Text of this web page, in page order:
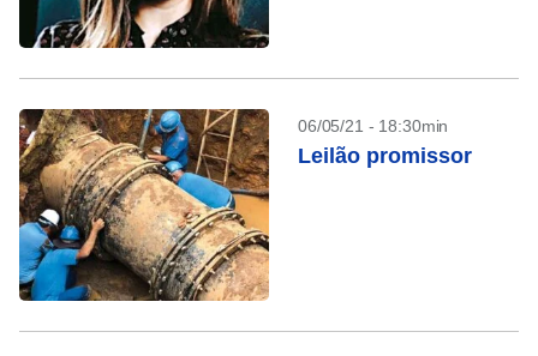
06/05/21 - 18:30min
Leilão promissor